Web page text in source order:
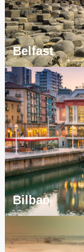
Belfast
Bilbao